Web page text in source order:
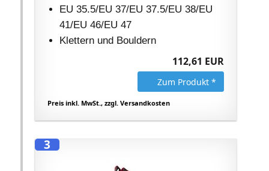
EU 35.5/EU 37/EU 37.5/EU 38/EU
41/EU 46/EU 47
Klettern und Bouldern
112,61 EUR
Zum Produkt *
Preis inkl. MwSt., zzgl. Versandkosten
3